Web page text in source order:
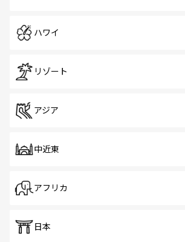
ハワイ
リゾート
アジア
中近東
アフリカ
日本